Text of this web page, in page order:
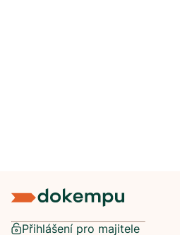
Přihlášení pro majitele